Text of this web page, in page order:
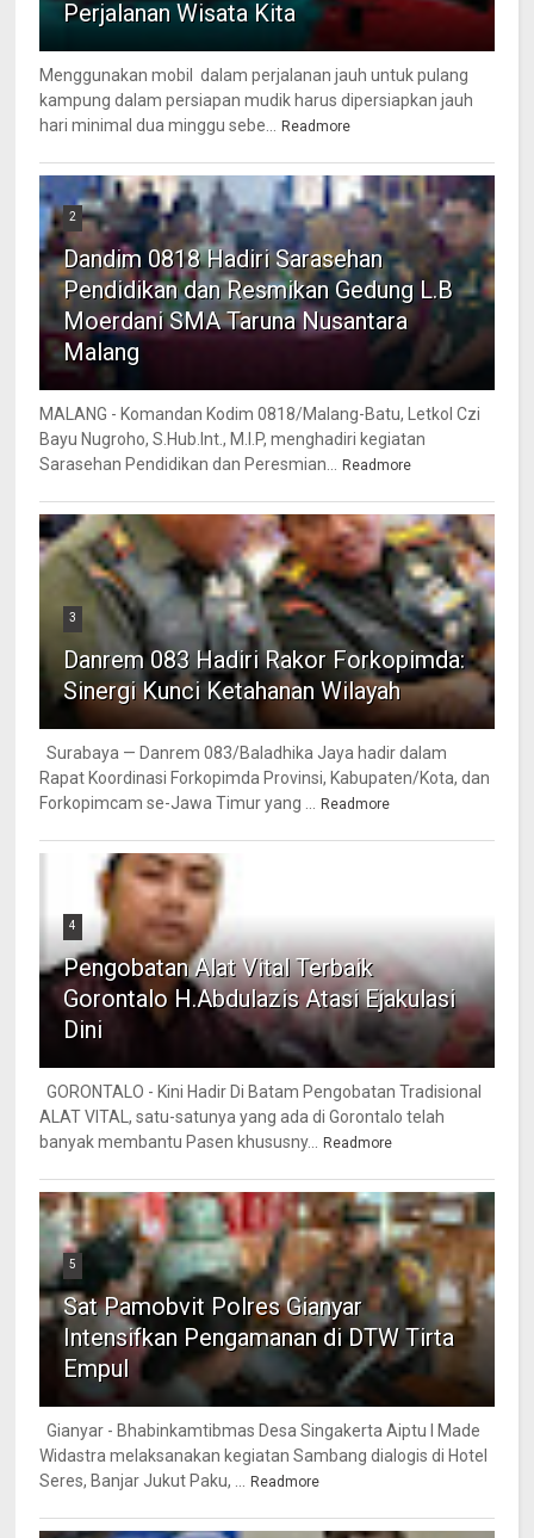
Perjalanan Wisata Kita
Menggunakan mobil dalam perjalanan jauh untuk pulang
kampung dalam persiapan mudik harus dipersiapkan jauh
hari minimal dua minggu sebe...
Readmore
2
Dandim 0818 Hadiri Sarasehan
Pendidikan dan Resmikan Gedung L.B
Moerdani SMA Taruna Nusantara
Malang
MALANG - Komandan Kodim 0818/Malang-Batu, Letkol Czi
Bayu Nugroho, S.Hub.Int., M.I.P, menghadiri kegiatan
Sarasehan Pendidikan dan Peresmian...
Readmore
3
Danrem 083 Hadiri Rakor Forkopimda:
Sinergi Kunci Ketahanan Wilayah
Surabaya — Danrem 083/Baladhika Jaya hadir dalam
Rapat Koordinasi Forkopimda Provinsi, Kabupaten/Kota, dan
Forkopimcam se-Jawa Timur yang ...
Readmore
4
Pengobatan Alat Vital Terbaik
Gorontalo H.Abdulazis Atasi Ejakulasi
Dini
GORONTALO - Kini Hadir Di Batam Pengobatan Tradisional
ALAT VITAL, satu-satunya yang ada di Gorontalo telah
banyak membantu Pasen khususny...
Readmore
5
Sat Pamobvit Polres Gianyar
Intensifkan Pengamanan di DTW Tirta
Empul
Gianyar - Bhabinkamtibmas Desa Singakerta Aiptu I Made
Widastra melaksanakan kegiatan Sambang dialogis di Hotel
Seres, Banjar Jukut Paku, ...
Readmore